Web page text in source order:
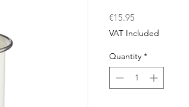
€15.95
VAT Included
Quantity *